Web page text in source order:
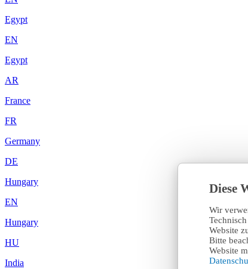
Diese
Wir
Website
Bitte
Website
Egypt
EN
Egypt
AR
France
FR
Germany
DE
Hungary
EN
Hungary
HU
India